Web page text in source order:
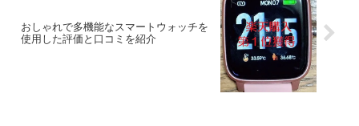
おしゃれで多機能なスマートウォッチを
使用した評価と口コミを紹介